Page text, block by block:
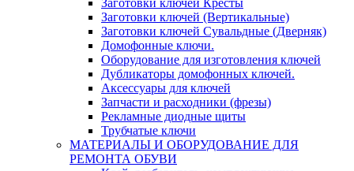
Заготовки ключей Кресты
Заготовки ключей (Вертикальные)
Заготовки ключей Сувальдные (Дверняк)
Домофонные ключи.
Оборудование для изготовления ключей
Дубликаторы домофонных ключей.
Аксессуары для ключей
Запчасти и расходники (фрезы)
Рекламные диодные щиты
Трубчатые ключи
МАТЕРИАЛЫ И ОБОРУДОВАНИЕ ДЛЯ
РЕМОНТА ОБУВИ